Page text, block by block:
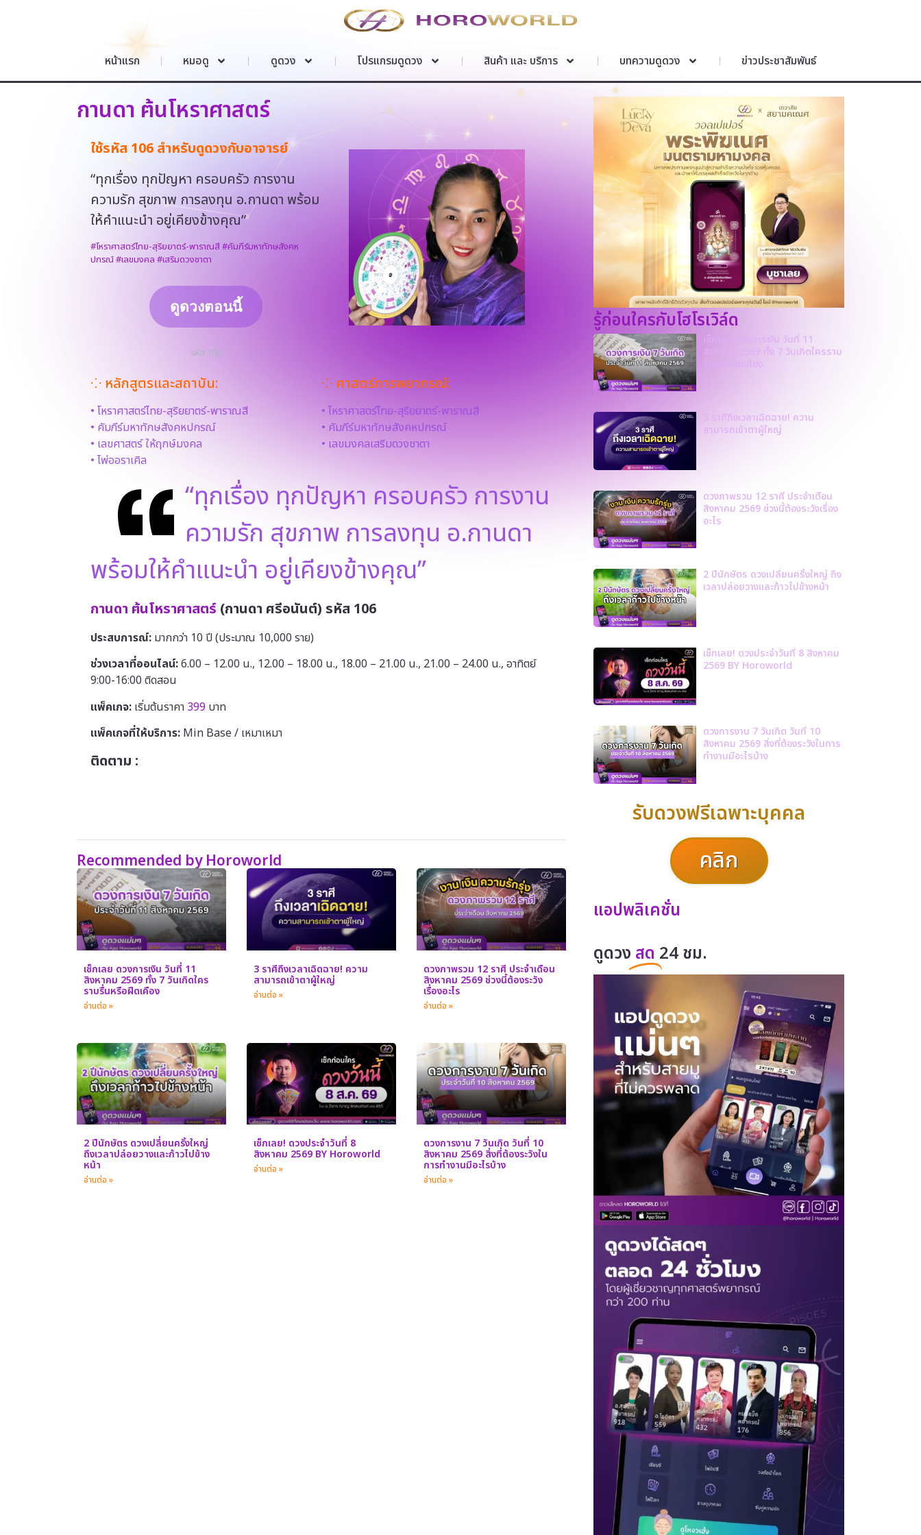
หน้าแรก หมอดู ดูดวง โปรแกรมดูดวง สินค้า และ บริการ บทความดูดวง ข่าวประชาสัมพันธ์
กานดา ฅ้นโหราศาสตร์
ใช้รหัส 106 สำหรับดูดวงกับอาจารย์
“ทุกเรื่อง ทุกปัญหา ครอบครัว การงาน
ความรัก สุขภาพ การลงทุน อ.กานดา พร้อม
ให้คำแนะนำ อยู่เคียงข้างคุณ”
#โหราศาสตร์ไทย-สุริยยาตร์-พาราณสี#คัมภีร์มหาทักษสังคห
ปกรณ์#เลขมงคล #เสริมดวงชาตา
ดูดวงตอนนี้
รหัส 106
⁘ หลักสูตรและสถาบัน:
• โหราศาสตร์ไทย-สุริยยาตร์-พาราณสี
• คัมภีร์มหาทักษสังคหปกรณ์
• เลขศาสตร์ ให้ฤกษ์มงคล
• ไพ่ออราเคิล
⁘ ศาสตร์การพยากรณ์:
• โหราศาสตร์ไทย-สุริยยาตร์-พาราณสี
• คัมภีร์มหาทักษสังคหปกรณ์
• เลขมงคลเสริมดวงชาตา
“ทุกเรื่อง ทุกปัญหา ครอบครัว การงาน
ความรัก สุขภาพ การลงทุน อ.กานดา
พร้อมให้คำแนะนำ อยู่เคียงข้างคุณ”
กานดา ฅ้นโหราศาสตร์ (กานดา ศรีอนันต์) รหัส 106
ประสบการณ์: มากกว่า 10 ปี (ประมาณ 10,000 ราย)
ช่วงเวลาที่ออนไลน์:6.00 – 12.00 น., 12.00 – 18.00 น., 18.00 – 21.00 น., 21.00 – 24.00 น., อาทิตย์
9:00-16:00 ติดสอน
แพ็คเกจ: เริ่มต้นราคา 399 บาท
แพ็คเกจที่ให้บริการ: Min Base / เหมาเหมา
ติดตาม :
Recommended by Horoworld
เช็กเลย ดวงการเงิน วันที่ 11
สิงหาคม 2569 ทั้ง 7 วันเกิดใคร
ราบรื่นหรือฝืดเคือง
อ่านต่อ »
3 ราศีถึงเวลาเฉิดฉาย! ความ
สามารถเข้าตาผู้ใหญ่
อ่านต่อ »
ดวงภาพรวม 12 ราศี ประจำเดือน
สิงหาคม 2569 ช่วงนี้ต้องระวัง
เรื่องอะไร
อ่านต่อ »
2 ปีนักษัตร ดวงเปลี่ยนครั้งใหญ่
ถึงเวลาปล่อยวางและก้าวไปข้าง
หน้า
อ่านต่อ »
เช็กเลย! ดวงประจำวันที่ 8
สิงหาคม 2569 BY Horoworld
อ่านต่อ »
ดวงการงาน 7 วันเกิด วันที่ 10
สิงหาคม 2569 สิ่งที่ต้องระวังใน
การทำงานมีอะไรบ้าง
อ่านต่อ »
รู้ก่อนใครกับโฮโรเวิล์ด
เช็กเลย ดวงการเงิน วันที่ 11
สิงหาคม 2569 ทั้ง 7 วันเกิดใครราบ
รื่นหรือฝืดเคือง
3 ราศีถึงเวลาเฉิดฉาย! ความ
สามารถเข้าตาผู้ใหญ่
ดวงภาพรวม 12 ราศี ประจำเดือน
สิงหาคม 2569 ช่วงนี้ต้องระวังเรื่อง
อะไร
2 ปีนักษัตร ดวงเปลี่ยนครั้งใหญ่ ถึง
เวลาปล่อยวางและก้าวไปข้างหน้า
เช็กเลย! ดวงประจำวันที่ 8 สิงหาคม
2569 BY Horoworld
ดวงการงาน 7 วันเกิด วันที่ 10
สิงหาคม 2569 สิ่งที่ต้องระวังในการ
ทำงานมีอะไรบ้าง
รับดวงฟรีเฉพาะบุคคล
คลิก
แอปพลิเคชั่น
ดูดวง สด 24 ชม.